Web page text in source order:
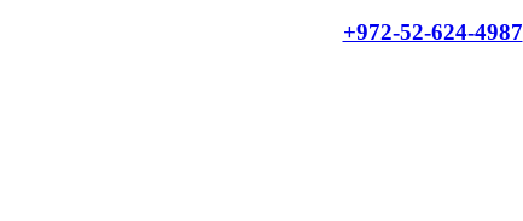
+972-52-624-4987